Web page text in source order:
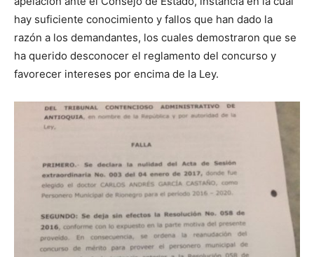
hay suficiente conocimiento y fallos que han dado la
razón a los demandantes, los cuales demostraron que se
ha querido desconocer el reglamento del concurso y
favorecer intereses por encima de la Ley.